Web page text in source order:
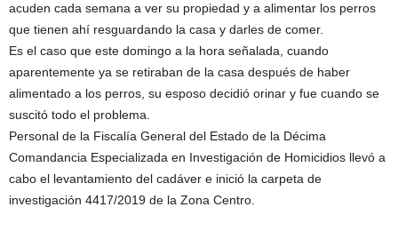
acuden cada semana a ver su propiedad y a alimentar los perros
que tienen ahí resguardando la casa y darles de comer.
Es el caso que este domingo a la hora señalada, cuando
aparentemente ya se retiraban de la casa después de haber
alimentado a los perros, su esposo decidió orinar y fue cuando se
suscitó todo el problema.
Personal de la Fiscalía General del Estado de la Décima
Comandancia Especializada en Investigación de Homicidios llevó a
cabo el levantamiento del cadáver e inició la carpeta de
investigación 4417/2019 de la Zona Centro.